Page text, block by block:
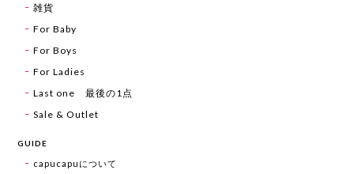
雑貨
For Baby
For Boys
For Ladies
Last one 最後の1点
Sale & Outlet
GUIDE
capucapuについて